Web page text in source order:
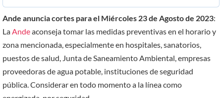
Ande anuncia cortes para el Miércoles 23 de Agosto de 2023:
La Andeaconseja tomar las medidas preventivas en el horario y
zona mencionada, especialmente en hospitales, sanatorios,
puestos de salud, Junta de Saneamiento Ambiental, empresas
proveedoras de agua potable, instituciones de seguridad
pública. Considerar en todo momento a la línea como